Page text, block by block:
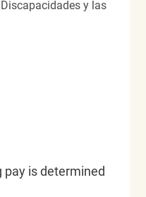
y las
pay is determined